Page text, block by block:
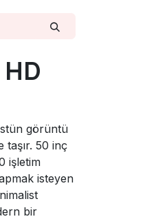
görüntü
taşır. 50 inç
işletim
isteyen
bir